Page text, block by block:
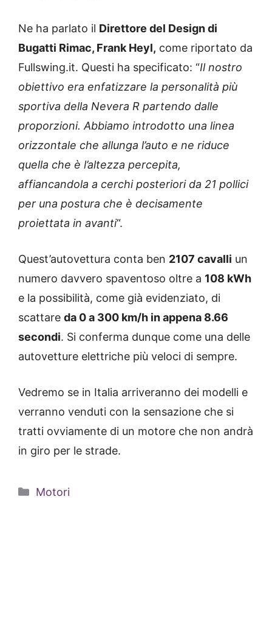
Ne ha parlato il Direttore del Design di
Bugatti Rimac, Frank Heyl, come riportato da
Fullswing.it. Questi ha specificato: “Il nostro
obiettivo era enfatizzare la personalità più
sportiva della Nevera R partendo dalle
proporzioni. Abbiamo introdotto una linea
orizzontale che allunga l’auto e ne riduce
quella che è l’altezza percepita,
affiancandola a cerchi posteriori da 21 pollici
per una postura che è decisamente
proiettata in avanti“.
Quest’autovettura conta ben 2107 cavalli un
numero davvero spaventoso oltre a 108 kWh
e la possibilità, come già evidenziato, di
scattare da 0 a 300 km/h in appena 8.66
secondi. Si conferma dunque come una delle
autovetture elettriche più veloci di sempre.
Vedremo se in Italia arriveranno dei modelli e
verranno venduti con la sensazione che si
tratti ovviamente di un motore che non andrà
in giro per le strade.
Categorie
Motori